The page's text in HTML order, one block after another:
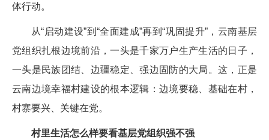
体行动。
从“启动建设”到“全面建成”再到“巩固提升”，云南基层
党组织扎根边境前沿，一头是千家万户生产生活的日子，
一头是民族团结、边疆稳定、强边固防的大局。这，正是
云南边境幸福村建设的根本逻辑：边境要稳、基础在村，
村寨要兴、关键在党。
村里生活怎么样要看基层党组织强不强